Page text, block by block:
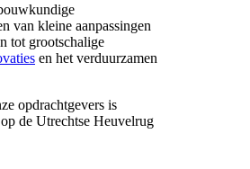
van kleine aanpassingen
tot grootschalige
en het verduurzamen
opdrachtgevers is
de Utrechtse Heuvelrug